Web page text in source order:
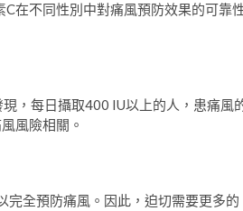
在不同性別中對痛風預防效果的可靠
，每日攝取400 IU以上的人，患痛風
風險相關。
完全預防痛風。因此，迫切需要更多的